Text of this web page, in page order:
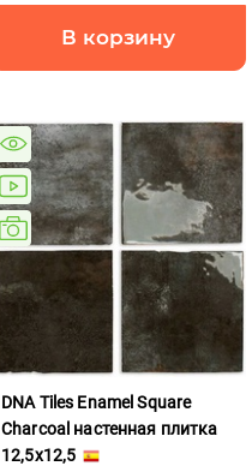
В корзину
DNA Tiles Enamel Square
Charcoal настенная плитка
12,5x12,5